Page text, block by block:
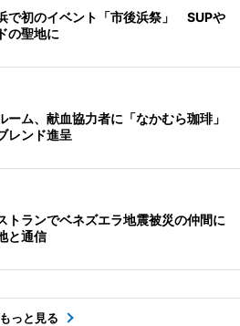
で初のイベント「市後浜祭」 SUPや
の聖地に
ーム、献血協力者に「なかむら珈琲」
レンド進呈
トランでベネズエラ地震被災の仲間に
と通信
もっと見る